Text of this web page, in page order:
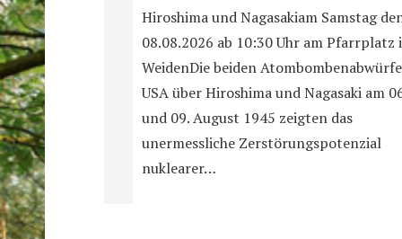
Hiroshima und Nagasakiam Samstag
08.08.2026 ab 10:30 Uhr am Pfarrplatz
WeidenDie beiden
USA über Hiroshima und Nagasaki am
und 09. August 1945 zeigten das
unermessliche Zerstörungspotenzial
nuklearer…